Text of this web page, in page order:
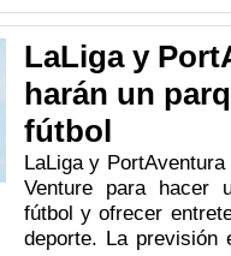
LaLiga y
harán un
fútbol
LaLiga y
Venture para hacer
fútbol y ofrecer
deporte. La previsión